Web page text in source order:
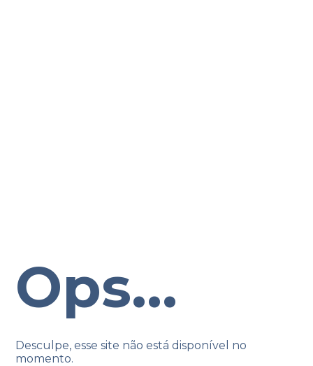
Ops...
Desculpe, esse site não está disponível no
momento.